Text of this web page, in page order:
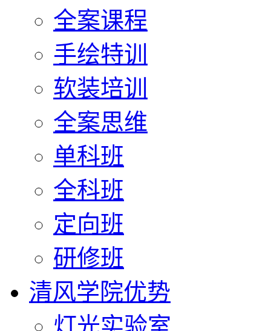
全案课程
手绘特训
软装培训
全案思维
单科班
全科班
定向班
研修班
清风学院优势
灯光实验室